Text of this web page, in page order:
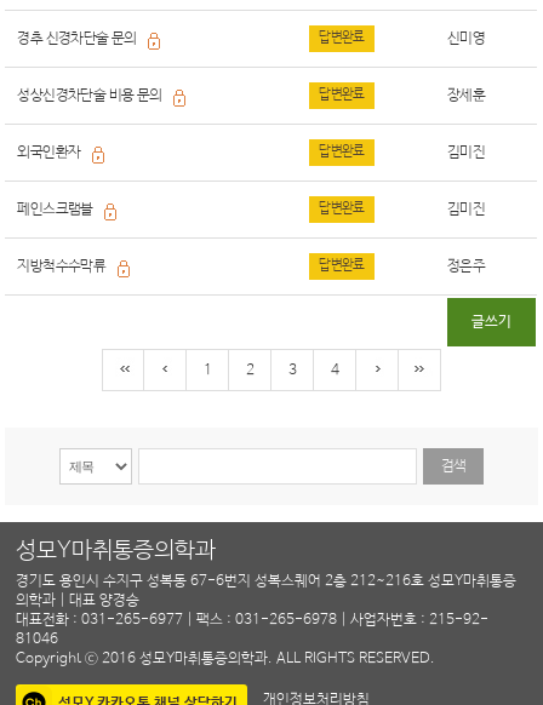
경추 신경차단술 문의 답변완료 신미영
성상신경차단술 비용 문의 답변완료 장세훈
외국인환자 답변완료 김미진
페인스크램블 답변완료 김미진
지방척수수막류 답변완료 정은주
글쓰기
1 2 3 4
성모Y마취통증의학과
경기도 용인시 수지구 성복동 67-6번지 성복스퀘어 2층 212~216호 성모Y마취통증
의학과 | 대표 양경승
대표전화 : 031-265-6977 | 팩스 : 031-265-6978 | 사업자번호 : 215-92-
81046
Copyright ⓒ 2016 성모Y마취통증의학과. ALL RIGHTS RESERVED.
개인정보처리방침